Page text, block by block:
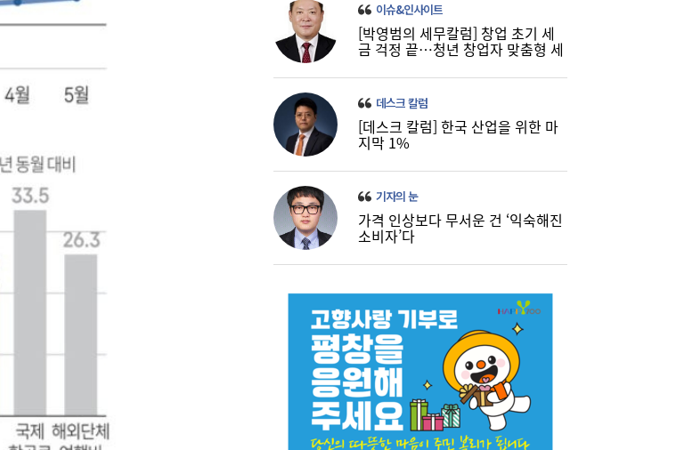
이슈&인사이트
[박영범의 세무칼럼] 창업 초기 세
금 걱정 끝…청년 창업자 맞춤형 세
데스크 칼럼
[데스크 칼럼] 한국 산업을 위한 마
지막 1%
기자의 눈
가격 인상보다 무서운 건 ‘익숙해진
소비자’다